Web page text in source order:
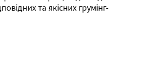
та якісних грумінг-